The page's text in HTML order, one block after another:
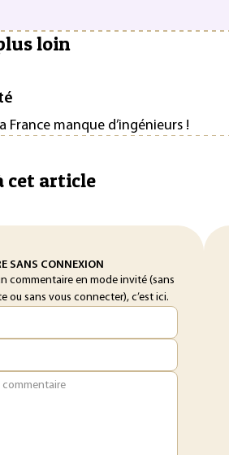
loin
France manque d’ingénieurs !
cet article
SANS CONNEXION
commentaire en mode invité (sans
ou sans vous connecter), c’est ici.
commentaire